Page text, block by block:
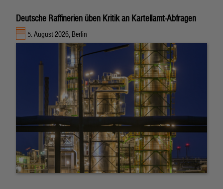
Deutsche Raffinerien üben Kritik an Kartellamt-Abfragen
5. August 2026, Berlin